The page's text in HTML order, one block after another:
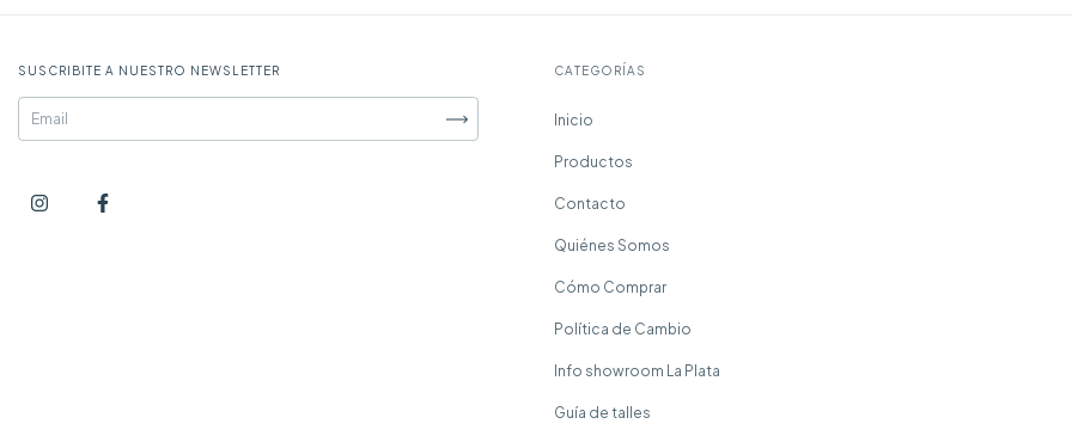
SUSCRIBITE A NUESTRO NEWSLETTER CATEGORÍAS
Inicio
Productos
Contacto
Quiénes Somos
Cómo Comprar
Política de Cambio
Info showroom La Plata
Guía de talles